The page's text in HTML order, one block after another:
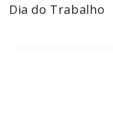
Dia do Trabalho